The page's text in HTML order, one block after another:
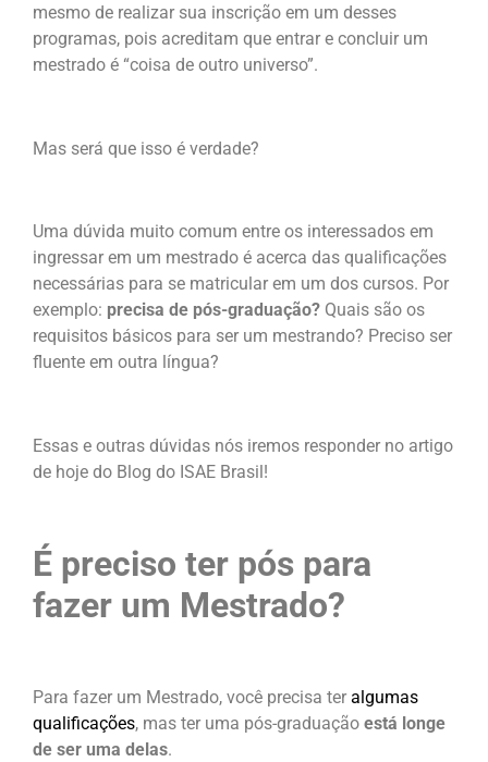
mesmo de realizar sua inscrição em um desses
programas, pois acreditam que entrar e concluir um
mestrado é “coisa de outro universo”.
Mas será que isso é verdade?
Uma dúvida muito comum entre os interessados em
ingressar em um mestrado é acerca das qualificações
necessárias para se matricular em um dos cursos. Por
exemplo: precisa de pós-graduação? Quais são os
requisitos básicos para ser um mestrando? Preciso ser
fluente em outra língua?
Essas e outras dúvidas nós iremos responder no artigo
de hoje do Blog do ISAE Brasil!
É preciso ter pós para
fazer um Mestrado?
Para fazer um Mestrado, você precisa ter algumas
qualificações, mas ter uma pós-graduação está longe
de ser uma delas.